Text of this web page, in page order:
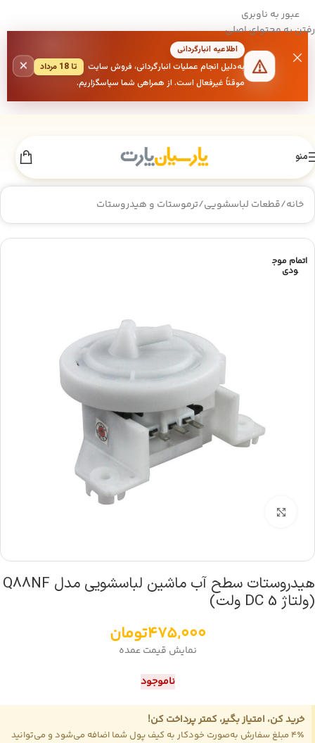
عبور به ناوبری
رفتن به محتوای اصلی
اطلاعیه انبارگردانی
به‌دلیل انجام عملیات انبارگردانی، فروش سایت
تا 18 مرداد
موقتاً غیرفعال است. از همراهی شما سپاسگزاریم.
×
منو
خانه/قطعات لباسشویی/ترموستات و هیدروستات
اتمام موج
ودی
هیدروستات سطح آب ماشین لباسشویی مدل Q88NF
(ولتاژ DC 5 ولت)
475,000تومان
نمایش قیمت عمده
ناموجود
خرید کن، امتیاز بگیر، کمتر پرداخت کن!
4٪ مبلغ سفارش به‌صورت خودکار به کیف پول شما اضافه می‌شود و می‌توانید